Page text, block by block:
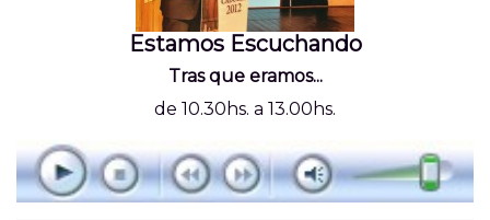
Estamos Escuchando
Tras que eramos...
de 10.30hs. a 13.00hs.